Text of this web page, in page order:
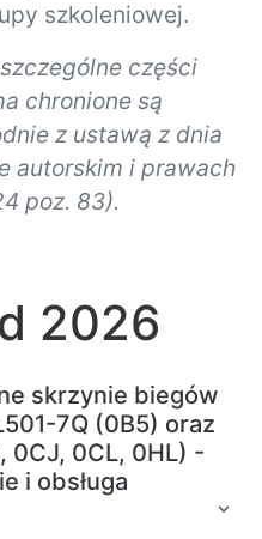
szkoleniowej.
części
chronione są
z ustawą z dnia
autorskim i prawach
poz. 83).
2026
skrzynie biegów
7Q (0B5) oraz
0CJ, 0CL, 0HL) -
i obsługa
expand_more